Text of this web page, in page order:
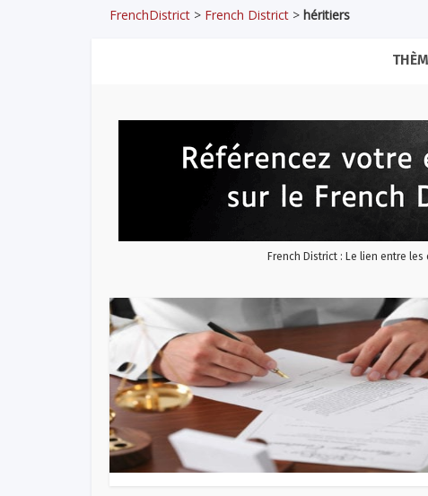
FrenchDistrict > French District > héritiers
French District : Le lien entre